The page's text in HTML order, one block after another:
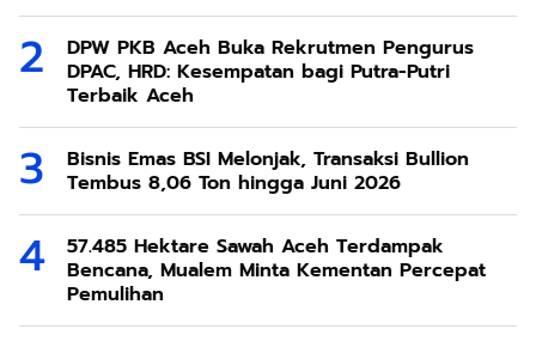
DPW PKB Aceh Buka Rekrutmen Pengurus
DPAC, HRD: Kesempatan bagi Putra-Putri
Terbaik Aceh
Bisnis Emas BSI Melonjak, Transaksi Bullion
Tembus 8,06 Ton hingga Juni 2026
57.485 Hektare Sawah Aceh Terdampak
Bencana, Mualem Minta Kementan Percepat
Pemulihan